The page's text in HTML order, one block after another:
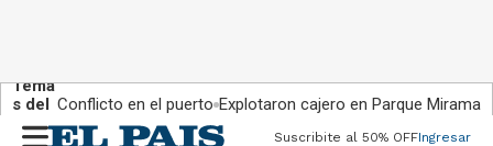
Tema
s del
día:
Conflicto en el puerto Explotaron cajero en Parque Miramar
Suscribite al 50% OFFIngresar